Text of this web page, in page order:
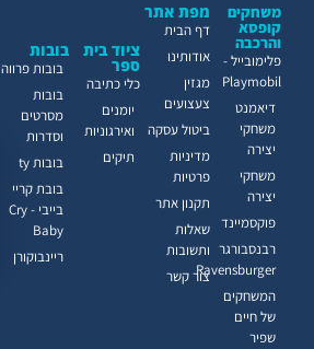
ציוד בית
ספר
כלי כתיבה
יומנים
ואירגוניות
תיקים
בובות
בובות פרווה
בובות
מסרטים
וסדרות
בובות ty
בובת קריי
בייבי - Cry
Baby
ריינבוקורן
משחקים
קופסא
והרכבה
פלימובייל -
Playmobil
דיאמנט
משחקי
יצירה
משחקי
יצירה
פוקסמיינד
רבנסבורגר
Ravensburger
המשחקים
של חיים
שפיר
מפת אתר
דף הבית
אודותינו
מגזין
צעצועים
ביטול עסקה
מדיניות
פרטיות
תקנון אתר
שאלות
ותשובות
צור קשר